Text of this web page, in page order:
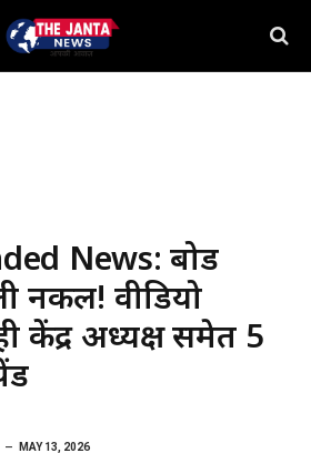
News: बोर्ड
नकल! वीडियो
केंद्र अध्यक्ष समेत 5
MAY 13, 2026